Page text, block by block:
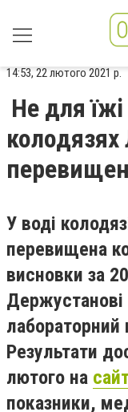
14:53, 22 лютого 2021 р.
Не для
У воді
перевищена
висновки за
Держустанові
Результати
лютого на
показники,